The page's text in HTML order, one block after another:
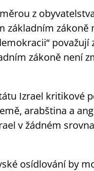
z
základním zákoně
považují
zákoně není
Izrael kritikové
arabština a
v žádném
osídlování by